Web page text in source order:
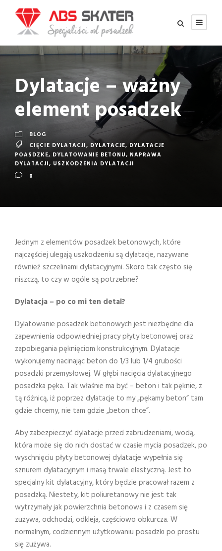
Dylatacje – ważny
element posadzek
BLOG
CIĘCIE DYLATACJI, DYLATACJE, DYLATACJE
POASDZKE, DYLATOWANIE BETONU, NAPRAWA
DYLATACJI, USZKODZENIA DYLATACJI
0
Jednym z elementów posadzek betonowych, które
najczęściej ulegają uszkodzeniu są dylatacje, nazywane
również szczelinami dylatacyjnymi. Skoro tak często się
niszczą, to czy w ogóle są potrzebne?
Dylatacja – po co mi ten detal?
Dylatowanie posadzek betonowych jest niezbędne dla
zapewnienia odpowiedniej pracy płyty betonowej oraz
zapobiegania pęknięciom konstrukcyjnym. Dylatacje
wykonujemy nacinając beton do 1/3 lub 1/4 grubości
posadzki przemysłowej. W głębi nacięcia dylatacyjnego
posadzka pęka. Tak właśnie ma być – beton i tak pęknie, z
tą różnicą, iż poprzez dylatacje to my „pękamy beton” tam
gdzie chcemy, nie tam gdzie „beton chce”.
Aby zabezpieczyć dylatacje przed zabrudzeniami, wodą,
która może się do nich dostać w czasie mycia posadzek, po
wyschnięciu płyty betonowej dylatacje wypełnia się
sznurem dylatacyjnym i masą trwale elastyczną. Jest to
specjalny kit dylatacyjny, który będzie pracował razem z
posadzką. Niestety, kit poliuretanowy nie jest tak
wytrzymały jak powierzchnia betonowa i z czasem się
zużywa, odchodzi, odkleja, częściowo obkurcza. W
normalnym, codziennym użytkowaniu posadzki po prostu
się zużywa.